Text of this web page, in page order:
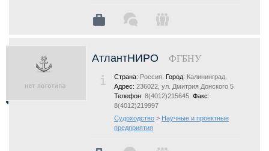
АтлантНИРО ФГБНУ
Страна: Россия, Город: Калининград,
Адрес: 236022, ул. Дмитрия Донского 5
Телефон: 8(4012)215645, Факс:
8(4012)219997
Судоходство > Научные и проектные
предприятия